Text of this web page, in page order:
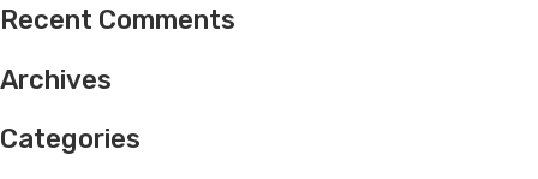
Recent Comments
Archives
Categories